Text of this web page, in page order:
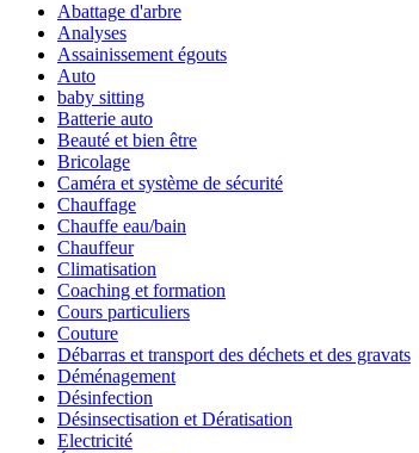
Abattage d'arbre
Analyses
Assainissement égouts
Auto
baby sitting
Batterie auto
Beauté et bien être
Bricolage
Caméra et système de sécurité
Chauffage
Chauffe eau/bain
Chauffeur
Climatisation
Coaching et formation
Cours particuliers
Couture
Débarras et transport des déchets et des gravats
Déménagement
Désinfection
Désinsectisation et Dératisation
Electricité